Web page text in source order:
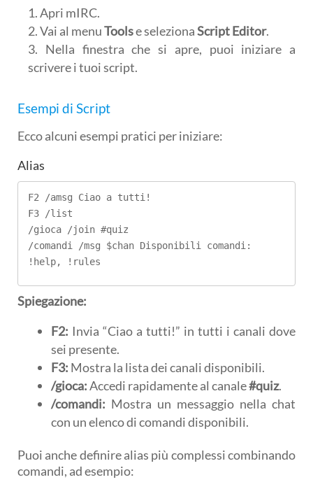
Apri mIRC.
Vai al menuToolse selezionaScript Editor.
Nella finestra che si apre, puoi iniziare a
scrivere i tuoi script.
Esempi di Script
Ecco alcuni esempi pratici per iniziare:
Alias
F2 /amsg Ciao a tutti!
F3 /list
/gioca /join #quiz
/comandi /msg $chan Disponibili comandi:
!help, !rules
Spiegazione:
F2: Invia “Ciao a tutti!” in tutti i canali dove
sei presente.
F3: Mostra la lista dei canali disponibili.
/gioca:Accedi rapidamente al canale#quiz.
/comandi: Mostra un messaggio nella chat
con un elenco di comandi disponibili.
Puoi anche definire alias più complessi combinando
comandi, ad esempio: